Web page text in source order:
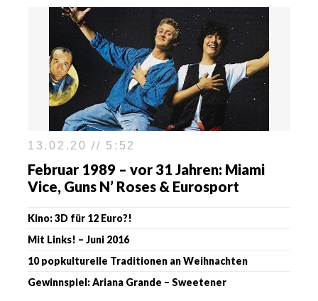
13.02.20 // 5:52
Februar 1989 – vor 31 Jahren: Miami
Vice, Guns N’ Roses & Eurosport
Kino: 3D für 12 Euro?!
Mit Links! – Juni 2016
10 popkulturelle Traditionen an Weihnachten
Gewinnspiel: Ariana Grande – Sweetener